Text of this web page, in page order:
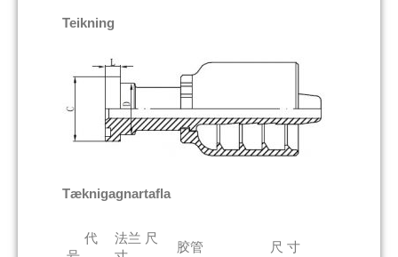
Teikning
Tæknigagnartafla
代
法兰 尺
胶管 尺 寸